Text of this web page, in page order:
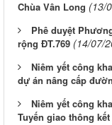
Chùa Vân Long (13/
Phê duyệt
rộng ĐT.769 (14/07/
Niêm yết công
dự án nâng cấp
Niêm yết công
Tuyến giao thông